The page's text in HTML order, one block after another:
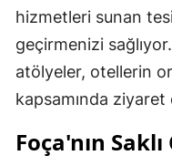
hizmetleri sunan
geçirmenizi
atölyeler, otellerin
kapsamında ziyaret
Foça'nın